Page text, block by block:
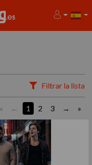
Filtrar la lista
« 1 2 3 »